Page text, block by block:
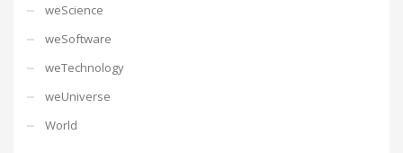
weScience
weSoftware
weTechnology
weUniverse
World